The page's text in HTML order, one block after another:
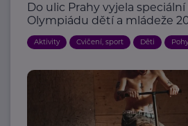
Do ulic Prahy vyjela
Olympiádu dětí a mládeže
Aktivity Cvičení, sport Děti